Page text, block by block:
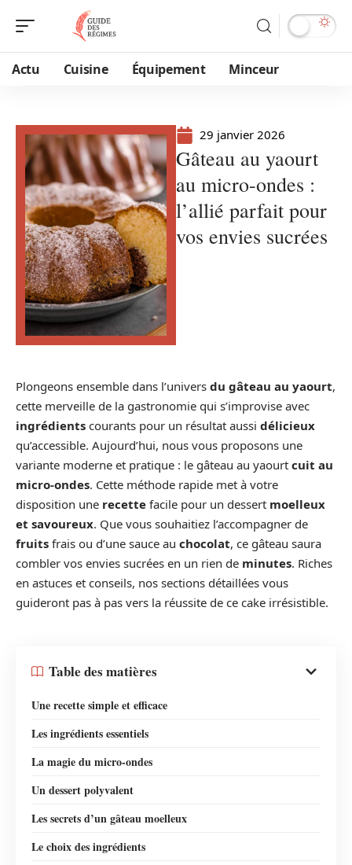
Actu Cuisine Équipement Minceur
29 janvier 2026
Gâteau au yaourt
au micro-ondes :
l’allié parfait pour
vos envies sucrées
Plongeons ensemble dans l’univers du gâteau au yaourt,
cette merveille de la gastronomie qui s’improvise avec
ingrédients courants pour un résultat aussi délicieux
qu’accessible. Aujourd’hui, nous vous proposons une
variante moderne et pratique : le gâteau au yaourt cuit au
micro-ondes. Cette méthode rapide met à votre
disposition une recette facile pour un dessert moelleux
et savoureux. Que vous souhaitiez l’accompagner de
fruits frais ou d’une sauce au chocolat, ce gâteau saura
combler vos envies sucrées en un rien de minutes. Riches
en astuces et conseils, nos sections détaillées vous
guideront pas à pas vers la réussite de ce cake irrésistible.
Table des matières
Une recette simple et efficace
Les ingrédients essentiels
La magie du micro-ondes
Un dessert polyvalent
Les secrets d’un gâteau moelleux
Le choix des ingrédients